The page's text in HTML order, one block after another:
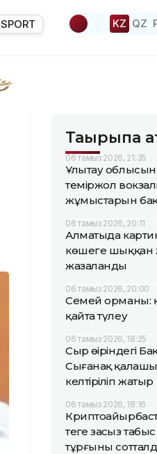
SPORT KZ QZ
Тақырыпқа
06 тамыз 2026, 21:35
Ұлытау
теміржол
жұмыстарын
06 тамыз 2026, 20:11
Алматыда
көшеге шыққан
жазаланды
06 тамыз 2026, 20:00
Семей орманы:
қайта түлеу
06 тамыз 2026, 18:25
Сыр өңіріндегі
Сығанақ
келтіріліп жатыр
06 тамыз 2026, 18:16
теңге заңсыз
тұрғыны